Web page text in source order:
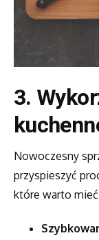
3.
Nowoczesny
przyspieszyć
które warto
Szybkowar